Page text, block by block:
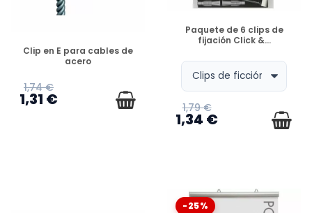
DISPONIBLE
Clip en E para cables de
acero
1,74 €
1,31 €
DISPONIBLE
Paquete de 6 clips de
fijación Click &...
1,79 €
1,34 €
-25%